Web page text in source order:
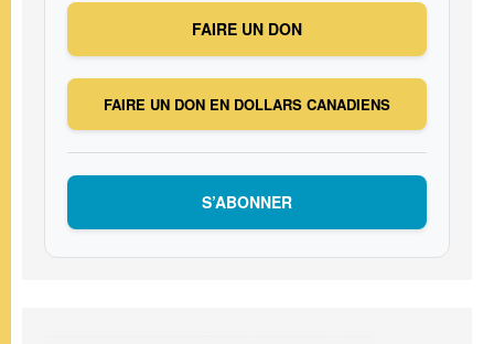
FAIRE UN DON
FAIRE UN DON EN DOLLARS CANADIENS
S’ABONNER